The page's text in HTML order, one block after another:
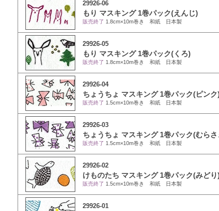
29926-06
もり マスキング 1巻パック(えんじ)
販売終了 1.8cm×10m巻き 和紙 日本製
29926-05
もり マスキング 1巻パック(くろ)
販売終了 1.8cm×10m巻き 和紙 日本製
29926-04
ちょうちょ マスキング 1巻パック(ピンク
販売終了 1.5cm×10m巻き 和紙 日本製
29926-03
ちょうちょ マスキング 1巻パック(むら
販売終了 1.5cm×10m巻き 和紙 日本製
29926-02
けものたち マスキング 1巻パック(みどり
販売終了 1.5cm×10m巻き 和紙 日本製
29926-01